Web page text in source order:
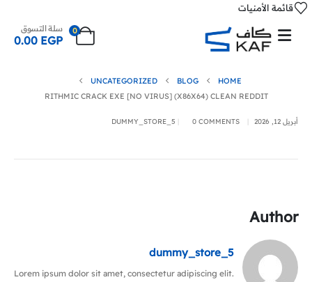
قائمة الأمنيات
0 سلة التسوق
0.00 EGP
HOME
BLOG
UNCATEGORIZED
RITHMIC CRACK EXE [NO VIRUS] (X86X64) CLEAN REDDIT
أبريل 12, 2026 DUMMY_STORE_5 0 COMMENTS
Author
dummy_store_5
Lorem ipsum dolor sit amet, consectetur adipiscing elit.